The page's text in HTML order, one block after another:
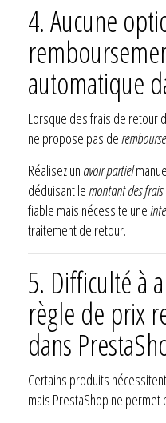
4. Aucune
automatique
Lorsque des frais de retour
ne propose pas de
Réalisez un avoir partiel
déduisant le montant des frais
fiable mais nécessite une
traitement de retour.
5. Difficulté à
règle de prix
dans
Certains produits
mais PrestaShop ne permet